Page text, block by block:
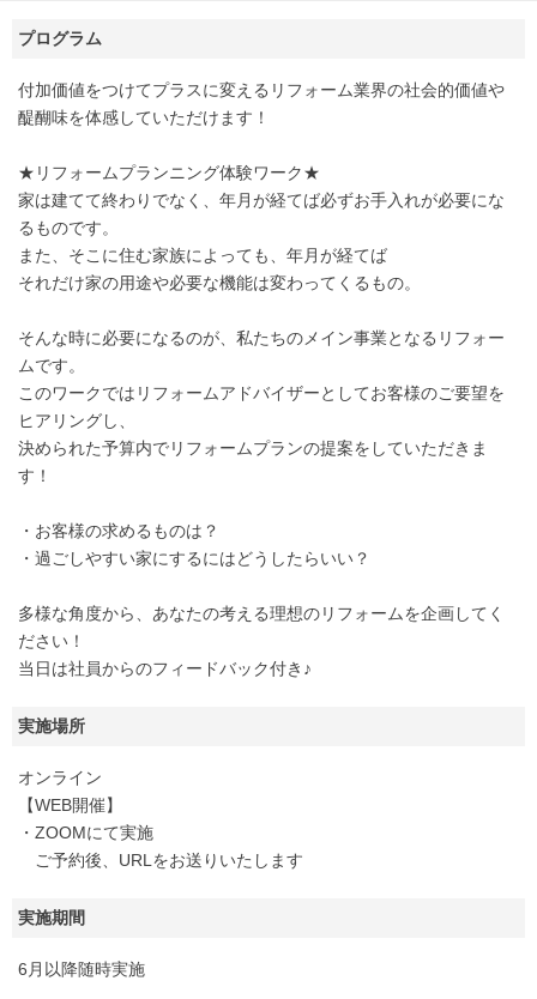
プログラム
付加価値をつけてプラスに変えるリフォーム業界の社会的価値や
醍醐味を体感していただけます！
★リフォームプランニング体験ワーク★
家は建てて終わりでなく、年月が経てば必ずお手入れが必要にな
るものです。
また、そこに住む家族によっても、年月が経てば
それだけ家の用途や必要な機能は変わってくるもの。
そんな時に必要になるのが、私たちのメイン事業となるリフォー
ムです。
このワークではリフォームアドバイザーとしてお客様のご要望を
ヒアリングし、
決められた予算内でリフォームプランの提案をしていただきま
す！
・お客様の求めるものは？
・過ごしやすい家にするにはどうしたらいい？
多様な角度から、あなたの考える理想のリフォームを企画してく
ださい！
当日は社員からのフィードバック付き♪
実施場所
オンライン
【WEB開催】
・ZOOMにて実施
ご予約後、URLをお送りいたします
実施期間
6月以降随時実施